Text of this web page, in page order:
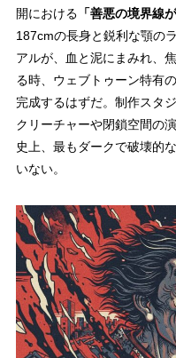
開における 「善悪の境界線
187cmの長身と鋭利な顎の
アルが、血と泥にまみれ、
る時、ウェブトゥーン特有
完成するはずだ。制作スタ
クリーチャーや閉鎖空間の
史上、最もダークで破壊的
いない。